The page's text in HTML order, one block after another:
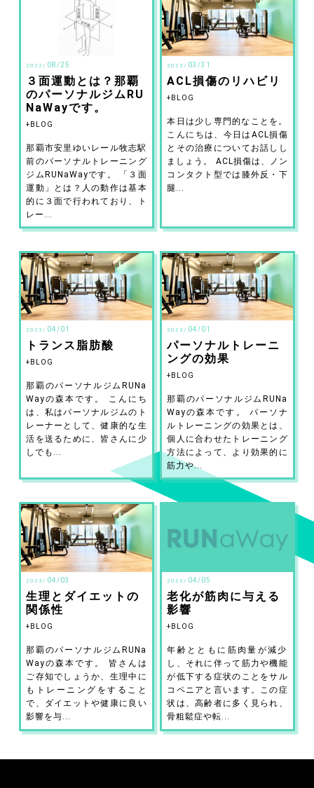
2022/ 08/25
３面運動とは？那覇
のパーソナルジムRU
NaWayです。
BLOG
那覇市安里ゆいレール牧志駅
前のパーソナルトレーニング
ジムRUNaWayです。 「３面
運動」とは？人の動作は基本
的に３面で行われており、ト
レー...
2023/ 03/31
ACL損傷のリハビリ
BLOG
本日は少し専門的なことを。
こんにちは、今日はACL損傷
とその治療についてお話しし
ましょう。 ACL損傷は、ノン
コンタクト型では膝外反・下
腿...
2023/ 04/01
トランス脂肪酸
BLOG
那覇のパーソナルジムRUNa
Wayの森本です。 こんにち
は、私はパーソナルジムのト
レーナーとして、健康的な生
活を送るために、皆さんに少
しでも...
2023/ 04/01
パーソナルトレーニ
ングの効果
BLOG
那覇のパーソナルジムRUNa
Wayの森本です。 パーソナ
ルトレーニングの効果とは、
個人に合わせたトレーニング
方法によって、より効果的に
筋力や...
2023/ 04/03
生理とダイエットの
関係性
BLOG
那覇のパーソナルジムRUNa
Wayの森本です。 皆さんは
ご存知でしょうか、生理中に
もトレーニングをすること
で、ダイエットや健康に良い
影響を与...
2023/ 04/05
老化が筋肉に与える
影響
BLOG
年齢とともに筋肉量が減少
し、それに伴って筋力や機能
が低下する症状のことをサル
コペニアと言います。この症
状は、高齢者に多く見られ、
骨粗鬆症や転...